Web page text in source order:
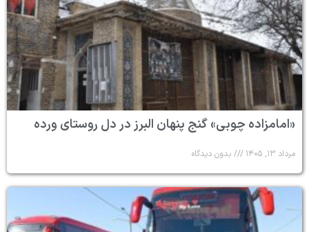
«امامزاده چوبی» گنج پنهان البرز در دل روستای ورده
مرداد ۱۳, ۱۴۰۵ بدون دیدگاه